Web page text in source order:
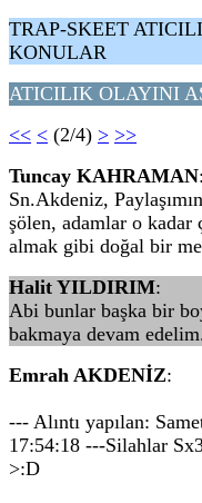
TRAP-SKEET
KONULAR
ATICILIK OLAYINI
<< < (2/4) > >>
Tuncay KAHRAMAN:
Sn.Akdeniz,
şölen, adamlar o kadar
almak gibi doğal bir
Halit YILDIRIM:
Abi bunlar başka bir
bakmaya devam
Emrah AKDENİZ:
--- Alıntı yapılan:
17:54:18 ---Silahlar
>:D